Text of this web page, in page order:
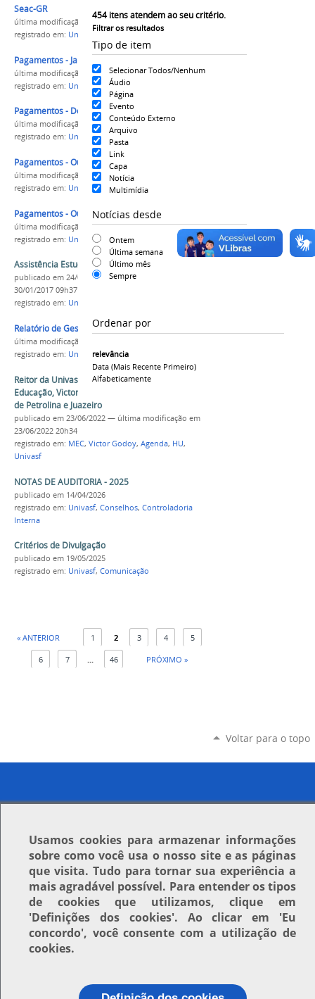
454itens atendem ao seu critério.
Filtrar os resultados
Tipo de item
Selecionar Todos/Nenhum
Áudio
Página
Evento
Conteúdo Externo
Arquivo
Pasta
Link
Capa
Notícia
Multimídia
Notícias desde
Ontem
Última semana
Último mês
Sempre
Ordenar por
relevância
Data (mais Recente Primeiro)
Alfabeticamente
Seac-GR
última modificação
em 15/03/2019 16h40
registrado em: Univasf ,SEAC-GR
Pagamentos - Janeiro - 2026
última modificação
em 03/02/2026 16h39
registrado em: Univasf,PROGEST
Pagamentos - Dezembro - 2024
última modificação
em 06/01/2025 14h23
registrado em: Univasf,PROGEST
Pagamentos - Outubro e Novembro - 2018
última modificação
em 03/12/2018 17h00
registrado em: Univasf,PROGEST
Pagamentos - Outubro - 2021
última modificação
em 05/11/2021 14h04
registrado em: Univasf ,PROGEST
Assistência Estudantil
publicado em 24/01/2017 —última modificação
30/01/2017 09h37
registrado em: Univasf
Relatório de Gestão 2025
última modificação
registrado em: Univasf
Reitor da Univasf acompanha Ministro da
Educação, Victor Godoy, em agenda nas cidades
de Petrolina e Juazeiro
publicado em 23/06/2022 — última modificação em
23/06/2022 20h34
registrado em: MEC, Victor Godoy, Agenda, HU,
Univasf
NOTAS DE AUDITORIA - 2025
publicado em 14/04/2026
registrado em: Univasf, Conselhos, Controladoria
Interna
Critérios de Divulgação
publicado em 19/05/2025
registrado em: Univasf, Comunicação
« ANTERIOR 1 2 3 4 5
6 7 ... 46 PRÓXIMO »
Voltar para o topo
Usamos cookiespara armazenar informações
sobre como você usa o nosso site e as páginas
que visita. Tudo para tornar sua experiência a
mais agradável possível. Para entender os tipos
de cookies que utilizamos, clique em
'Definições dos cookies'. Ao clicar em 'Eu
concordo', você consente com a utilização de
cookies.